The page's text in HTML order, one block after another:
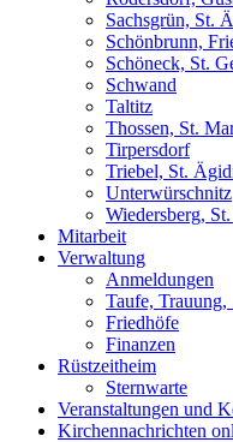
Sachsgrün, St.
Schönbrunn,
Schöneck, St.
Schwand
Taltitz
Thossen, St.
Tirpersdorf
Triebel, St.
Unterwürschnitz
Wiedersberg,
Mitarbeit
Verwaltung
Anmeldungen
Taufe,
Friedhöfe
Finanzen
Rüstzeitheim
Sternwarte
Veranstaltungen und
Kirchennachrichten